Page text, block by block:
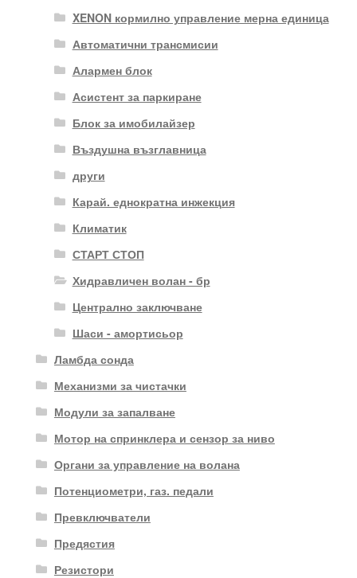
XENON кормилно управление мерна единица
Автоматични трансмисии
Алармен блок
Асистент за паркиране
Блок за имобилайзер
Въздушна възглавница
други
Карай. еднократна инжекция
Климатик
СТАРТ СТОП
Хидравличен волан - бр
Централно заключване
Шаси - амортисьор
Ламбда сонда
Механизми за чистачки
Модули за запалване
Мотор на спринклера и сензор за ниво
Органи за управление на волана
Потенциометри, газ. педали
Превключватели
Предястия
Резистори